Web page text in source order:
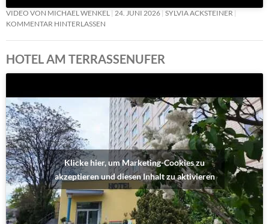
VIDEO VON MICHAEL WENKEL 24. JUNI 2026 SYLVIA ACKSTEINER
KOMMENTAR HINTERLASSEN
HOTEL AM TERRASSENUFER
Klicke hier, um Marketing-Cookies zu
akzeptieren und diesen Inhalt zu aktivieren